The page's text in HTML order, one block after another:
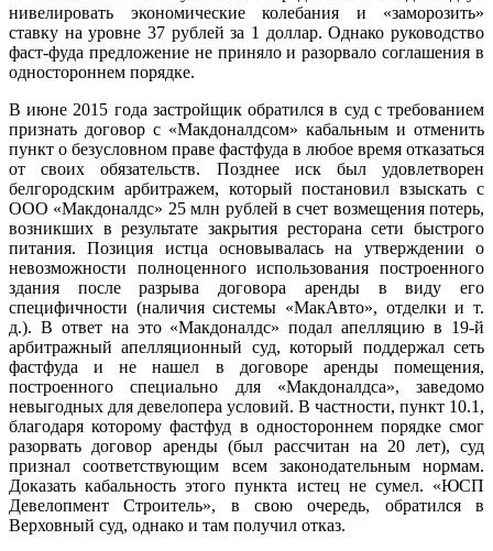
нивелировать экономические колебания и «заморозить»
ставку на уровне 37 рублей за 1 доллар. Однако руководство
фаст-фуда предложение не приняло и разорвало соглашения в
одностороннем порядке.
В июне 2015 года застройщик обратился в суд с требованием
признать договор с «Макдоналдсом» кабальным и отменить
пункт о безусловном праве фастфуда в любое время отказаться
от своих обязательств. Позднее иск был удовлетворен
белгородским арбитражем, который постановил взыскать с
ООО «Макдоналдс» 25 млн рублей в счет возмещения потерь,
возникших в результате закрытия ресторана сети быстрого
питания. Позиция истца основывалась на утверждении о
невозможности полноценного использования построенного
здания после разрыва договора аренды в виду его
специфичности (наличия системы «МакАвто», отделки и т.
д.). В ответ на это «Макдоналдс» подал апелляцию в 19-й
арбитражный апелляционный суд, который поддержал сеть
фастфуда и не нашел в договоре аренды помещения,
построенного специально для «Макдоналдса», заведомо
невыгодных для девелопера условий. В частности, пункт 10.1,
благодаря которому фастфуд в одностороннем порядке смог
разорвать договор аренды (был рассчитан на 20 лет), суд
признал соответствующим всем законодательным нормам.
Доказать кабальность этого пункта истец не сумел. «ЮСП
Девелопмент Строитель», в свою очередь, обратился в
Верховный суд, однако и там получил отказ.